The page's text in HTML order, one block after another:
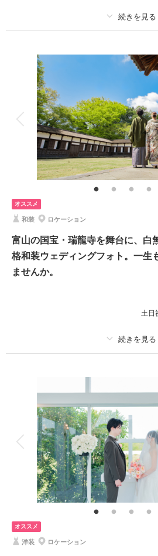
撮影場所： Oath＆
来店・オンライン
撮影料 新婦衣装1着
着付け
アルバム データ 120 カット
衣装追加 会食
家族と撮影 家族用衣装レンタ
その他含むもの
家族写真追加料金無料 最新衣装ランクアッ
ップ料金なし 貸出小物多数 お母さま黒留
小物使用料金無料
全データ120カット以上ついてくる！天候を
8000本以上お花を使用したスタジオでの撮影
ご用意でしています。スタジオなら夏の暑さ
できます。
2026年2月
（富山）
オススメ
和装 ロケーション
富山の国宝・瑞龍寺を舞台に、白
格和装ウェディングフォト。一生
ませんか。
土日
アルバム データ 180 カット
衣装追加 会食
家族と撮影 家族用衣装レンタル
その他含むもの
家族写真追加料金無料 衣装ランクアップ料
なし 貸出小物多数 お子様撮影 お子様衣装
追加料金なしで最新の白無垢・色打掛が選べ
スタジオ。
オススメ
洋装 ロケーション